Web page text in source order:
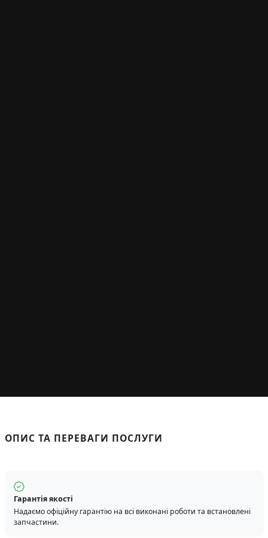
ОПИС ТА ПЕРЕВАГИ ПОСЛУГИ
Гарантія якості
Надаємо офіційну гарантію на всі виконані роботи та встановлені
запчастини.